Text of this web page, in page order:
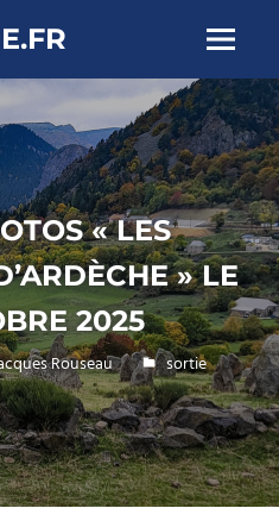
Menu
« LES
» LE
2025
Rouseau sortie